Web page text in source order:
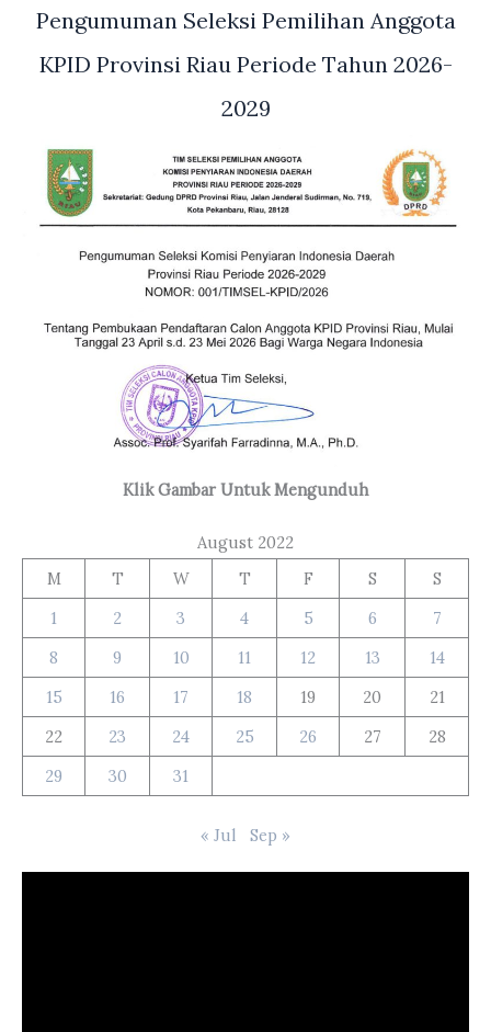
Pengumuman Seleksi Pemilihan Anggota
KPID Provinsi Riau Periode Tahun 2026-
2029
Klik Gambar Untuk Mengunduh
August 2022
M
T W T F S
S
1
2 3 4 5 6
7
8
9 10 11 12 13
14
15
16 17 18 19 20
21
22
23 24 25 26 27
28
29
30 31
« Jul Sep »